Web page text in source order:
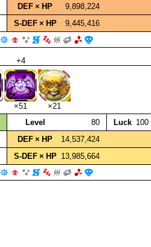
DEF × HP
9,898,224
S‑DEF × HP 9,445,416
+4
×51
×21
Level 80 Luck 100
DEF × HP
14,537,424
S‑DEF × HP 13,985,664